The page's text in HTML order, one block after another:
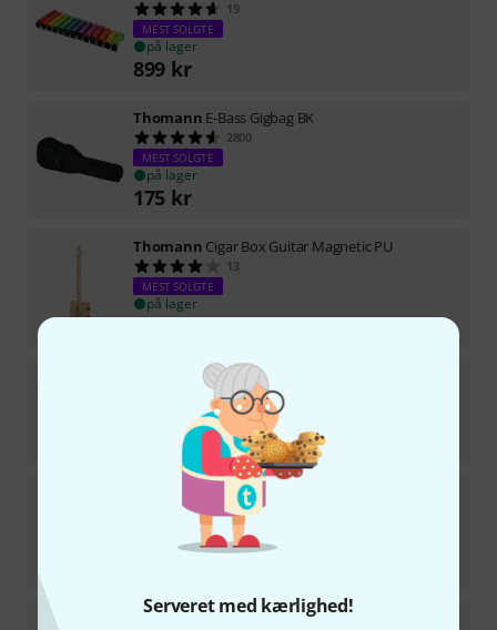
Serveret med kærlighed!
19
MEST SOLGTE
på lager
899 kr
Thomann E-Bass Gigbag BK
2800
MEST SOLGTE
på lager
175 kr
Thomann Cigar Box Guitar Magnetic PU
13
MEST SOLGTE
på lager
599kr
Thomann DP-33 WH
264
på lager
kr
TR-901S Piccolo Trumpet
74
MEST SOLGTE
på lager
ThomannFlow-Ball Deluxe